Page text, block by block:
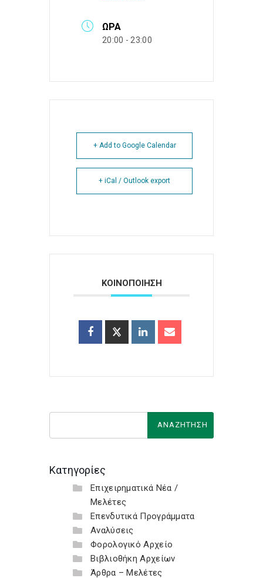
ΏΡΑ
20:00 - 23:00
+ Add to Google Calendar
+ iCal / Outlook export
ΚΟΙΝΟΠΟΙΗΣΗ
Κατηγορίες
Επιχειρηματικά Νέα /
Μελέτες
Επενδυτικά Προγράμματα
Αναλύσεις
Φορολογικό Αρχείο
Βιβλιοθήκη Αρχείων
Άρθρα – Μελέτες